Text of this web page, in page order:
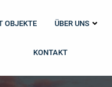
OBJEKTE ÜBER UNS
KONTAKT